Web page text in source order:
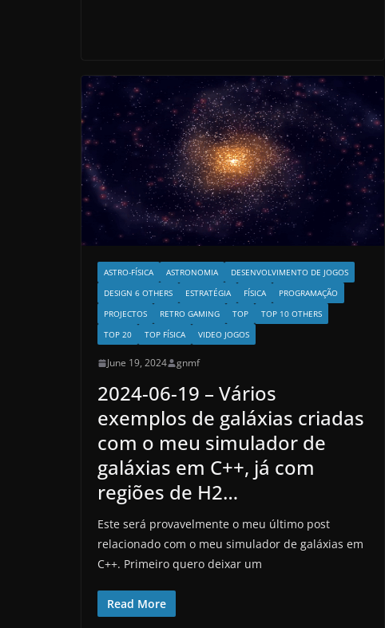
ASTRO-FÍSICA ASTRONOMIA
DESENVOLVIMENTO DE JOGOS
DESIGN 6 OTHERS
ESTRATÉGIA FÍSICA
PROGRAMAÇÃO
PROJECTOS
RETRO GAMING TOP
TOP 10 OTHERS
TOP 20
TOP FÍSICA VIDEO JOGOS
June 19, 2024 gnmf
2024-06-19 – Vários
exemplos de galáxias criadas
com o meu simulador de
galáxias em C++, já com
regiões de H2…
Este será provavelmente o meu último post
relacionado com o meu simulador de galáxias em
C++. Primeiro quero deixar um
Read More